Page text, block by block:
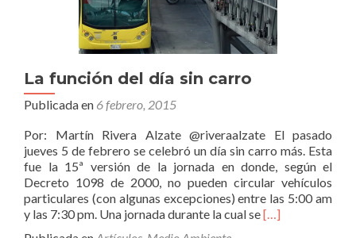
La función del día sin carro
Publicada en 6 febrero, 2015
Por: Martín Rivera Alzate @riveraalzate El pasado
jueves 5 de febrero se celebró un día sin carro más. Esta
fue la 15ª versión de la jornada en donde, según el
Decreto 1098 de 2000, no pueden circular vehículos
particulares (con algunas excepciones) entre las 5:00 am
y las 7:30 pm. Una jornada durante la cual seLeer
[…]